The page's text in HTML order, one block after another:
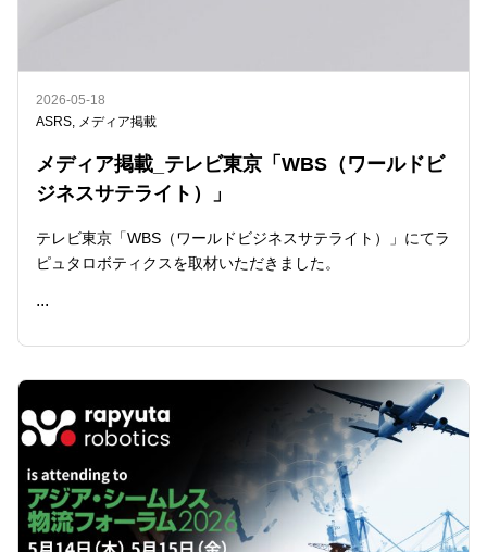
2026-05-18
ASRS, メディア掲載
メディア掲載_テレビ東京「WBS（ワールドビ
ジネスサテライト）」
テレビ東京「WBS（ワールドビジネスサテライト）」にてラ
ピュタロボティクスを取材いただきました。
...
READ ME